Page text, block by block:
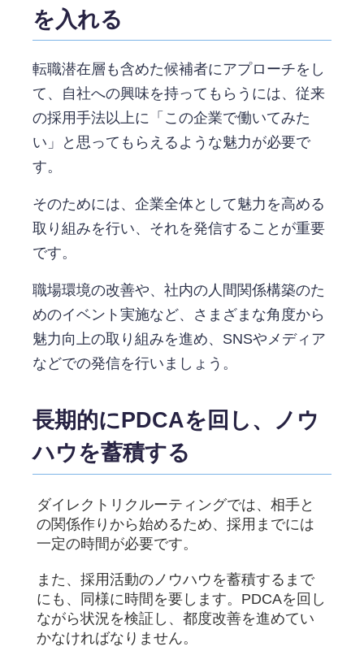
を入れる
転職潜在層も含めた候補者にアプローチをし
て、自社への興味を持ってもらうには、従来
の採用手法以上に「この企業で働いてみた
い」と思ってもらえるような魅力が必要で
す。
そのためには、企業全体として魅力を高める
取り組みを行い、それを発信することが重要
です。
職場環境の改善や、社内の人間関係構築のた
めのイベント実施など、さまざまな角度から
魅力向上の取り組みを進め、SNSやメディア
などでの発信を行いましょう。
長期的にPDCAを回し、ノウ
ハウを蓄積する
ダイレクトリクルーティングでは、相手と
の関係作りから始めるため、採用までには
一定の時間が必要です。
また、採用活動のノウハウを蓄積するまで
にも、同様に時間を要します。PDCAを回し
ながら状況を検証し、都度改善を進めてい
かなければなりません。